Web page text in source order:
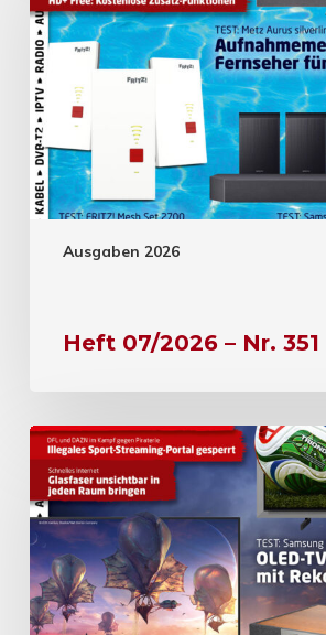
Ausgaben 2026
Heft 07/2026 – Nr. 351